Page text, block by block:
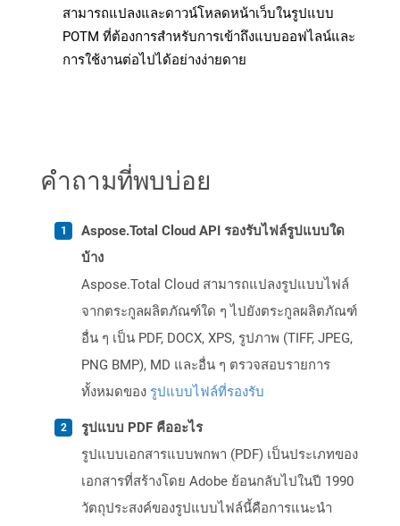
สามารถแปลงและดาวน์โหลดหน้าเว็บในรูปแบบ
POTM ที่ต้องการสำหรับการเข้าถึงแบบออฟไลน์และ
การใช้งานต่อไปได้อย่างง่ายดาย
คำถามที่พบบ่อย
Aspose.Total Cloud API รองรับไฟล์รูปแบบใด
บ้าง
Aspose.Total Cloud สามารถแปลงรูปแบบไฟล์
จากตระกูลผลิตภัณฑ์ใด ๆ ไปยังตระกูลผลิตภัณฑ์
อื่น ๆ เป็น PDF, DOCX, XPS, รูปภาพ (TIFF, JPEG,
PNG BMP), MD และอื่น ๆ ตรวจสอบรายการ
ทั้งหมดของ รูปแบบไฟล์ที่รองรับ
รูปแบบ PDF คืออะไร
รูปแบบเอกสารแบบพกพา (PDF) เป็นประเภทของ
เอกสารที่สร้างโดย Adobe ย้อนกลับไปในปี 1990
วัตถุประสงค์ของรูปแบบไฟล์นี้คือการแนะนำ